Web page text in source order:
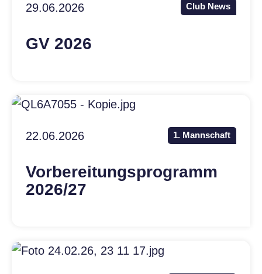
29.06.2026 Club News
GV 2026
22.06.2026 1. Mannschaft
Vorbereitungsprogramm
2026/27